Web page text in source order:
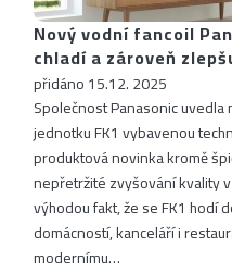
Nový vodní fancoil
chladí a zároveň
přidáno 15.12. 2025
Společnost Panasonic
jednotku FK1 vybavenou
produktová novinka kromě
nepřetržité zvyšování kvality
výhodou fakt, že se FK1 hodí
domácností, kanceláří i
modernímu…